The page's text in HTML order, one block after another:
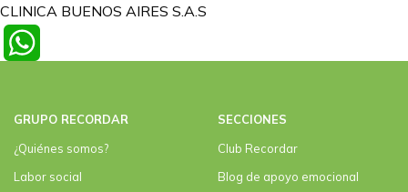
CLINICA BUENOS AIRES S.A.S
GRUPO RECORDAR
¿Quiénes somos?
Labor social
SECCIONES
Club Recordar
Blog de apoyo emocional